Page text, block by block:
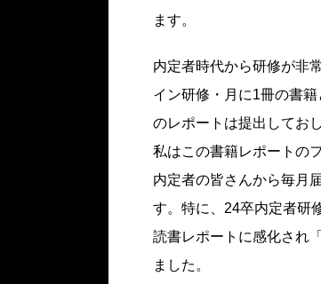
ます。
内定者時代から研修が非
イン研修・月に1冊の書
のレポートは提出してお
私はこの書籍レポートの
内定者の皆さんから毎月
す。特に、24卒内定者研
読書レポートに感化され
ました。